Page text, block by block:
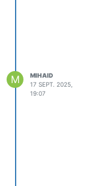
M
MIHAID
17 SEPT. 2025,
19:07